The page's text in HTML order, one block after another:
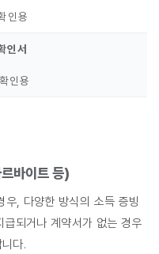
인용
인서
인용
바이트 등)
우, 다양한 방식의 소득 증빙
되거나 계약서가 없는 경우
다.